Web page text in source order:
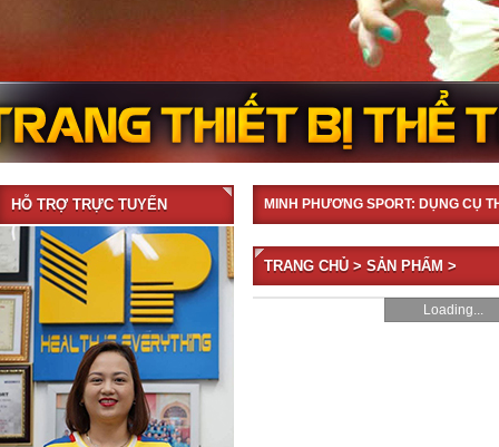
HỖ TRỢ TRỰC TUYẾN MINH PHƯƠNG SPORT: DỤNG CỤ
TRANG CHỦ > SẢN PHẨM >
Loading...